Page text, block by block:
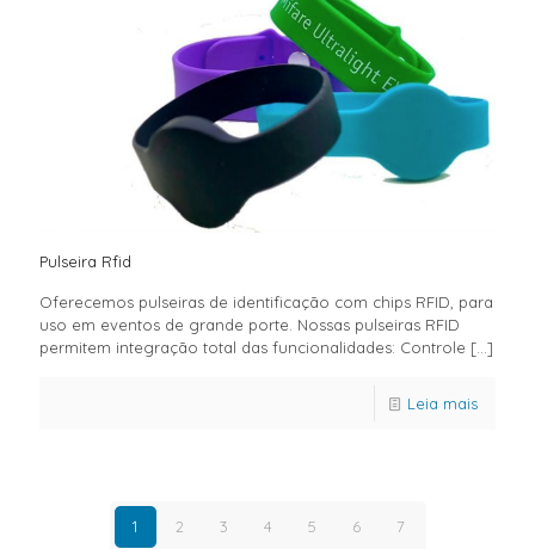
Pulseira Rfid
Oferecemos pulseiras de identificação com chips RFID, para
uso em eventos de grande porte. Nossas pulseiras RFID
permitem integração total das funcionalidades: Controle […]
Leia mais
1 2 3 4 5 6 7